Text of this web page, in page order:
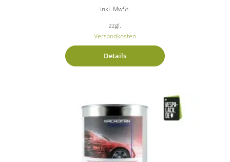
inkl. MwSt.
zzgl.
Versandkosten
Details